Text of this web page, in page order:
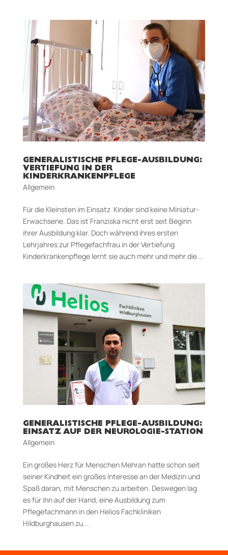
GENERALISTISCHE PFLEGE-AUSBILDUNG:
VERTIEFUNG IN DER
KINDERKRANKENPFLEGE
Allgemein
Für die Kleinsten im Einsatz Kinder sind keine Miniatur-
Erwachsene. Das ist Franziska nicht erst seit Beginn
ihrer Ausbildung klar. Doch während ihres ersten
Lehrjahres zur Pflegefachfrau in der Vertiefung
Kinderkrankenpflege lernt sie auch mehr und mehr die...
GENERALISTISCHE PFLEGE-AUSBILDUNG:
EINSATZ AUF DER NEUROLOGIE-STATION
Allgemein
Ein großes Herz für Menschen Mehran hatte schon seit
seiner Kindheit ein großes Interesse an der Medizin und
Spaß daran, mit Menschen zu arbeiten. Deswegen lag
es für ihn auf der Hand, eine Ausbildung zum
Pflegefachmann in den Helios Fachkliniken
Hildburghausen zu...